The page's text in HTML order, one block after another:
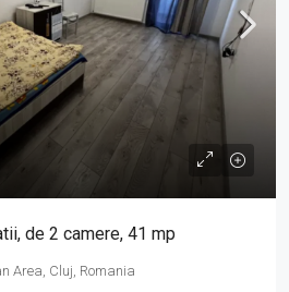
de 2 camere, 41 mp
Area, Cluj, Romania